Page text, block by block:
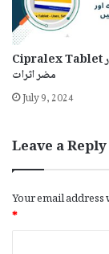
Cipralex Tablet کے استعمال اور
مضر اثرات
July 9, 2024
Leave a Reply
Your email
*